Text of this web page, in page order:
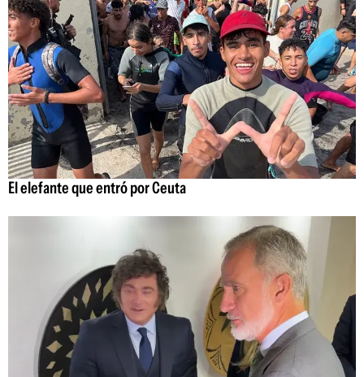
El elefante que entró por Ceuta